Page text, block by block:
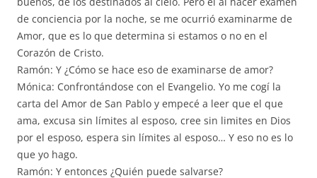
de conciencia por la noche, se me ocurrió examinarme de
Amor, que es lo que determina si estamos o no en el
Corazón de Cristo.
Ramón: Y ¿Cómo se hace eso de examinarse de amor?
Mónica: Confrontándose con el Evangelio. Yo me cogí la
carta del Amor de San Pablo y empecé a leer que el que
ama, excusa sin límites al esposo, cree sin limites en Dios
por el esposo, espera sin límites al esposo… Y eso no es lo
que yo hago.
Ramón: Y entonces ¿Quién puede salvarse?